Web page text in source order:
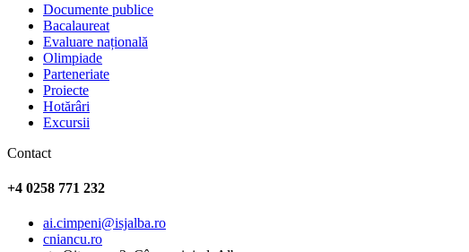
Documente publice
Bacalaureat
Evaluare națională
Olimpiade
Parteneriate
Proiecte
Hotărâri
Excursii
Contact
+4 0258 771 232
ai.cimpeni@isjalba.ro
cniancu.ro